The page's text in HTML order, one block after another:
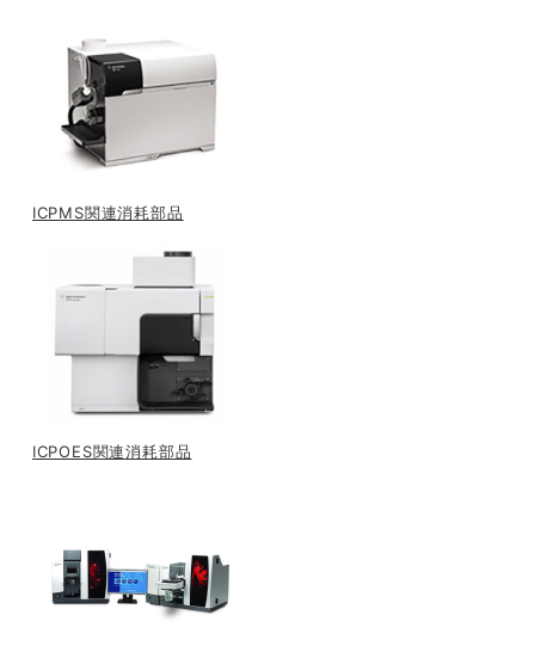
ICPMS関連消耗部品
ICPOES関連消耗部品